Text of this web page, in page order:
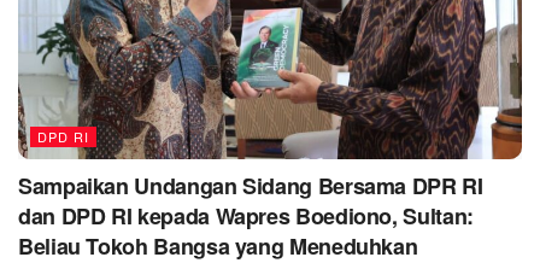
DPD RI
Sampaikan Undangan Sidang Bersama DPR RI
dan DPD RI kepada Wapres Boediono, Sultan:
Beliau Tokoh Bangsa yang Meneduhkan